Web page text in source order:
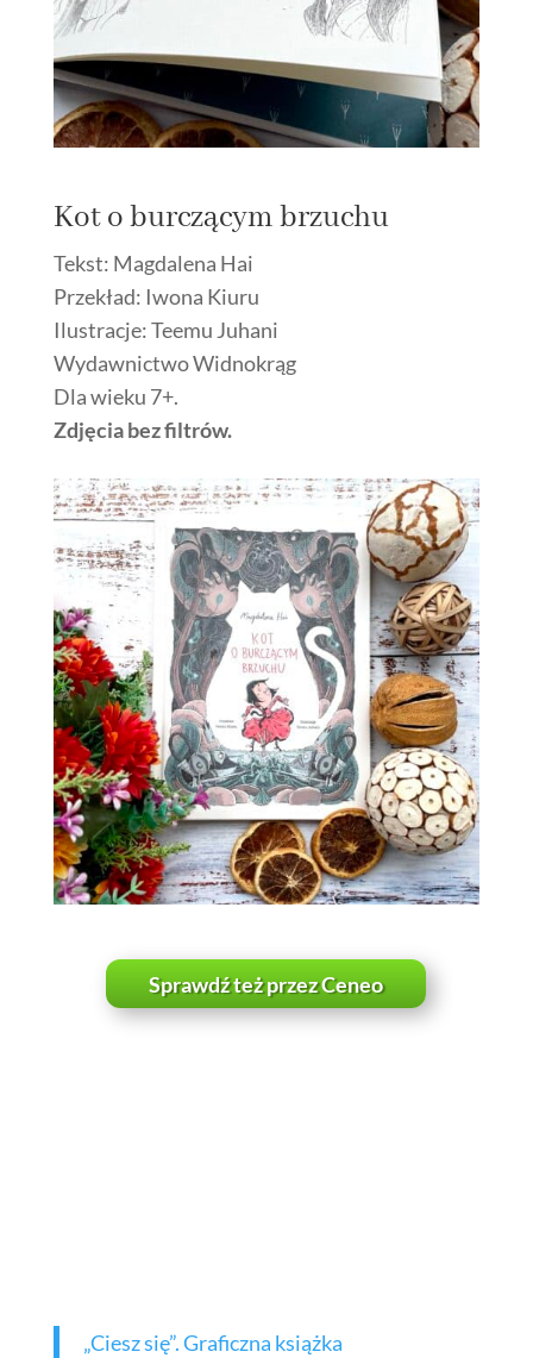
Kot o burczącym brzuchu
Tekst: Magdalena Hai
Przekład: Iwona Kiuru
Ilustracje:Teemu Juhani
Wydawnictwo Widnokrąg
Dla wieku 7+.
Zdjęcia bez filtrów.
Sprawdź też przez Ceneo
„Ciesz się”. Graficzna książka